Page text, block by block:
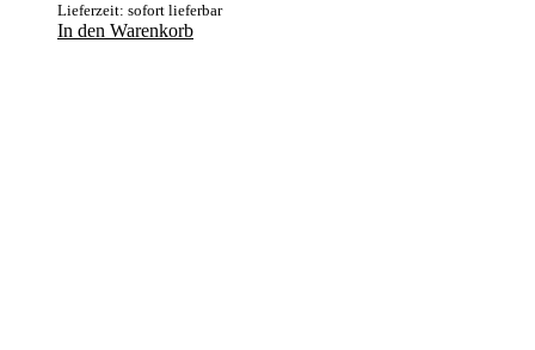
Lieferzeit: sofort lieferbar
In den Warenkorb